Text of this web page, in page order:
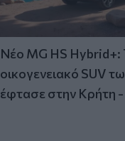
Νέο MG HS Hybrid+:
οικογενειακό SUV
έφτασε στην Κρήτη -